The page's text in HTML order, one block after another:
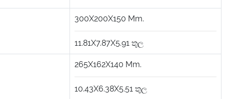
300X200X150 Mm.
11.81X7.87X5.91 තුල
265X162X140 Mm.
10.43X6.38X5.51 තුල